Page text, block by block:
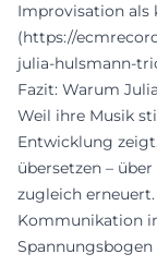
Improvisation als
(https://
julia-hulsmann-
Fazit: Warum
Weil ihre Musik
Entwicklung
übersetzen –
zugleich
Kommunikation